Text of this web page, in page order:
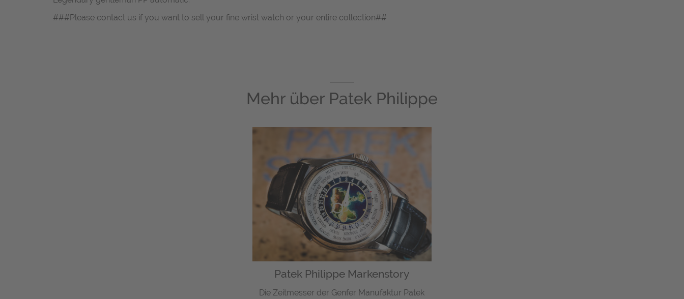
###Please contact us if you want to sell your fine wrist watch or your entire collection##
Mehr über Patek Philippe
Patek Philippe Markenstory
Die Zeitmesser der Genfer Manufaktur Patek